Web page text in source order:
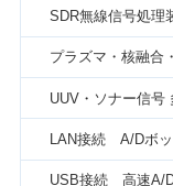
SDR無線信号処理
プラズマ・核融合
UUV・ソナー信号
LAN接続 A/Dボ
USB接続 高速A/